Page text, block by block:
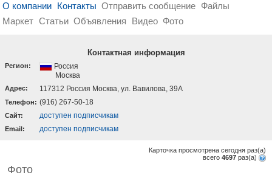
О компании Контакты Отправить сообщение Файлы
Маркет Статьи Объявления Видео Фото
Контактная информация
Регион:
Россия
Москва
Адрес: 117312 Россия Москва, ул. Вавилова, 39А
Телефон: (916) 267-50-18
Cайт: доступен подписчикам
Email: доступен подписчикам
Карточка просмотрена сегодня раз(a)
всего 4697 раз(a)
Фото